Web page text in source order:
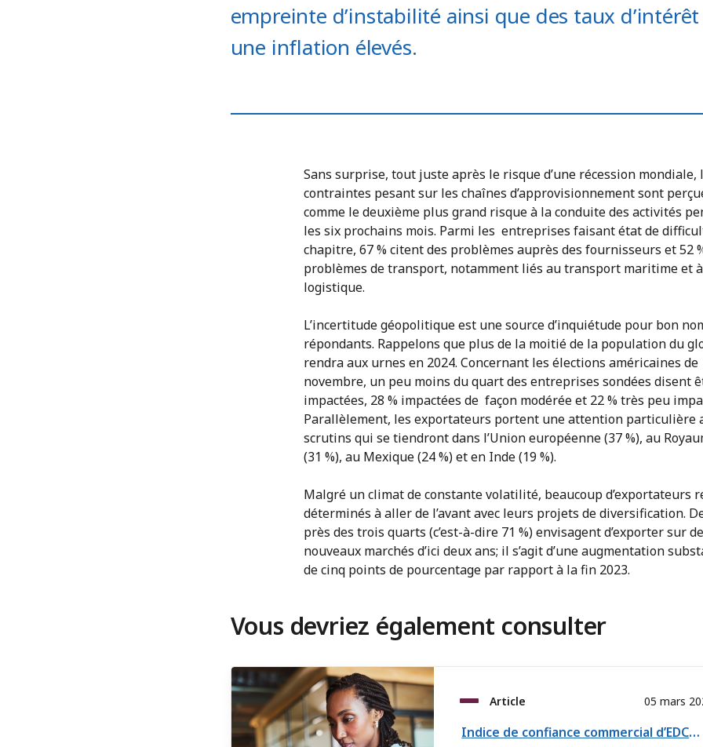
empreinte d’instabilité ainsi que des taux
une inflation élevés.
Sans surprise, tout juste après le risque d’une récession mondiale,
contraintes pesant sur les chaînes d’approvisionnement sont
comme le deuxième plus grand risque à la conduite des activités
les six prochains mois. Parmi les entreprises faisant état de
chapitre, 67 % citent des problèmes auprès des fournisseurs et 52
problèmes de transport, notamment liés au transport maritime et
logistique.
L’incertitude géopolitique est une source d’inquiétude pour bon
répondants. Rappelons que plus de la moitié de la population du
rendra aux urnes en 2024. Concernant les élections américaines de
novembre, un peu moins du quart des entreprises sondées disent
impactées, 28 % impactées de façon modérée et 22 % très peu
Parallèlement, les exportateurs portent une attention particulière
scrutins qui se tiendront dans l’Union européenne (37 %), au
(31 %), au Mexique (24 %) et en Inde (19 %).
Malgré un climat de constante volatilité, beaucoup d’exportateurs
déterminés à aller de l’avant avec leurs projets de diversification.
près des trois quarts (c’est-à-dire 71 %) envisagent d’exporter sur de
nouveaux marchés d’ici deux ans; il s’agit d’une augmentation
de cinq points de pourcentage par rapport à la fin 2023.
Vous devriez également consulter
Article 05 mars
Indice de confiance commercial d’EDC : les exportateurs s’adaptent